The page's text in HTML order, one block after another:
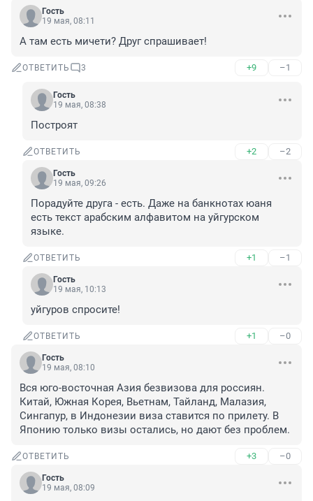
Гость
19 мая, 08:11
А там есть мичети? Друг спрашивает!
ОТВЕТИТЬ 3 +9 –1
Гость
19 мая, 08:38
Построят
ОТВЕТИТЬ +2 –2
Гость
19 мая, 09:26
Порадуйте друга - есть. Даже на банкнотах юаня
есть текст арабским алфавитом на уйгурском
языке.
ОТВЕТИТЬ +1 –1
Гость
19 мая, 10:13
уйгуров спросите!
ОТВЕТИТЬ +1 –0
Гость
19 мая, 08:10
Вся юго-восточная Азия безвизова для россиян.
Китай, Южная Корея, Вьетнам, Тайланд, Малазия,
Сингапур, в Индонезии виза ставится по прилету. В
Японию только визы остались, но дают без проблем.
ОТВЕТИТЬ +3 –0
Гость
19 мая, 08:09